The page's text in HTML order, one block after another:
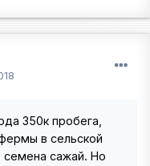
350к пробега,
в сельской
семена сажай. Но